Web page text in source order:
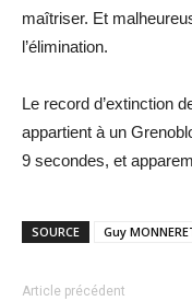
maîtriser. Et
l’élimination.
Le record d’extinction
appartient à un
9 secondes, et
SOURCE Guy
Article précédent